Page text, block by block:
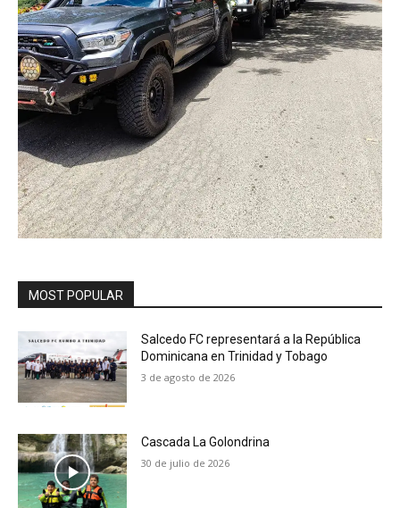
MOST POPULAR
Salcedo FC representará a la República
Dominicana en Trinidad y Tobago
3 de agosto de 2026
Cascada La Golondrina
30 de julio de 2026